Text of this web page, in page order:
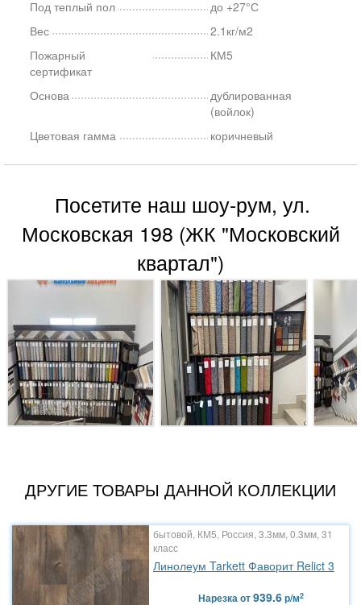
Под теплый пол
до +27°С
Вес
2.1кг/м2
Пожарный
сертификат
КМ5
Основа
дублированная
(войлок)
Цветовая гамма
коричневый
Посетите наш шоу-рум, ул.
Московская 198 (ЖК "Московский
квартал")
ДРУГИЕ ТОВАРЫ ДАННОЙ КОЛЛЕКЦИИ
бытовой, КМ5, Россия, 3.3мм, 0.3мм, 31
класс
Линолеум Tarkett Фаворит Relict 3
Нарезкаот939.6р/м2